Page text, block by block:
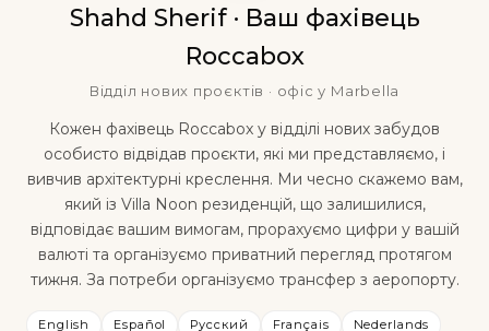
Shahd Sherif · Ваш фахівець
Roccabox
Відділ нових проєктів · офіс у Marbella
Кожен фахівець Roccabox у відділі нових забудов
особисто відвідав проєкти, які ми представляємо, і
вивчив архітектурні креслення. Ми чесно скажемо вам,
який із Villa Noon резиденцій, що залишилися,
відповідає вашим вимогам, прорахуємо цифри у вашій
валюті та організуємо приватний перегляд протягом
тижня. За потреби організуємо трансфер з аеропорту.
English Español Русский Français
Nederlands